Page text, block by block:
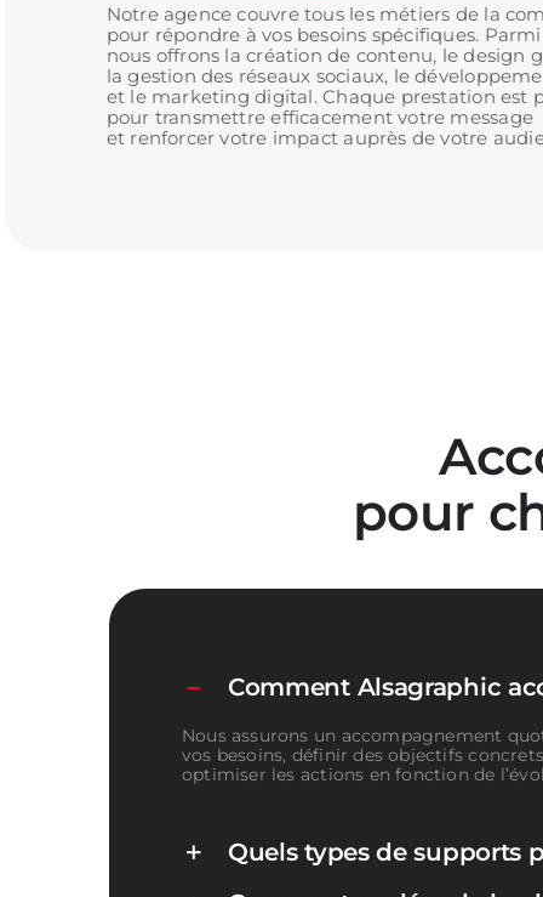
Notre agence couvre tous les métiers de la
pour répondre à vos besoins spécifiques. Parmi
nous offrons la création de contenu, le design
la gestion des réseaux sociaux, le
et le marketing digital. Chaque prestation est
pour transmettre efficacement votre message
et renforcer votre impact auprès de votre
pour
Comment Alsagraphic
Nous assurons un accompagnement
vos besoins, définir des objectifs
optimiser les actions en fonction de
Quels types de supports